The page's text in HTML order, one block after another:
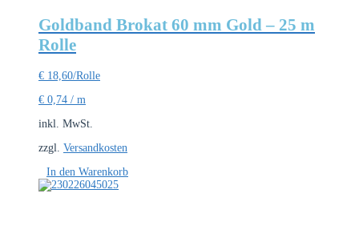
Goldband Brokat 60 mm Gold – 25 m
Rolle
€ 18,60/Rolle
€ 0,74 / m
inkl. MwSt.
zzgl. Versandkosten
In den Warenkorb